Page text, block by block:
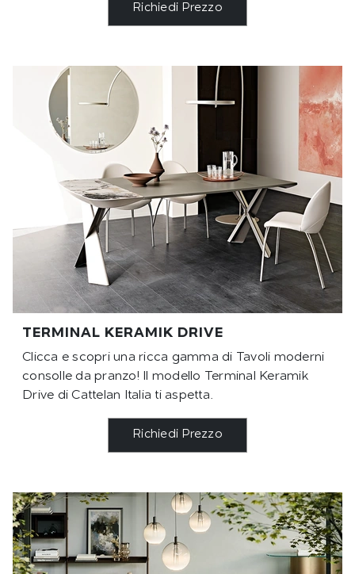
Richiedi Prezzo
TERMINAL KERAMIK DRIVE
Clicca e scopri una ricca gamma di Tavoli moderni
consolle da pranzo! Il modello Terminal Keramik
Drive di Cattelan Italia ti aspetta.
Richiedi Prezzo